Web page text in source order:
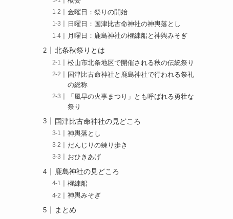
金曜日：祭りの開始
日曜日：国津比古命神社の神輿落とし
月曜日：鹿島神社の櫂練船と神輿みそぎ
北条秋祭りとは
松山市北条地区で開催される秋の伝統祭り
国津比古命神社と鹿島神社で行われる祭礼
の総称
「風早の火事まつり」とも呼ばれる勇壮な
祭り
国津比古命神社の見どころ
神輿落とし
だんじりの練り歩き
おひきあげ
鹿島神社の見どころ
櫂練船
神輿みそぎ
まとめ